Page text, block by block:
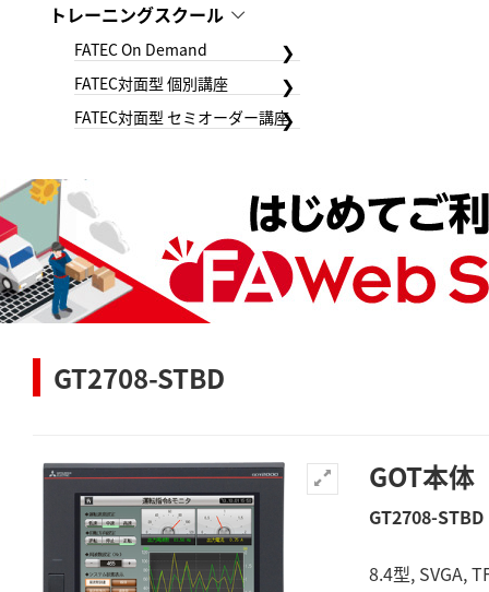
トレーニングスクール
FATEC On Demand
FATEC対面型 個別講座
FATEC対面型 セミオーダー講座
GT2708-STBD
GOT本体
GT2708-STBD
8.4型, SVGA,